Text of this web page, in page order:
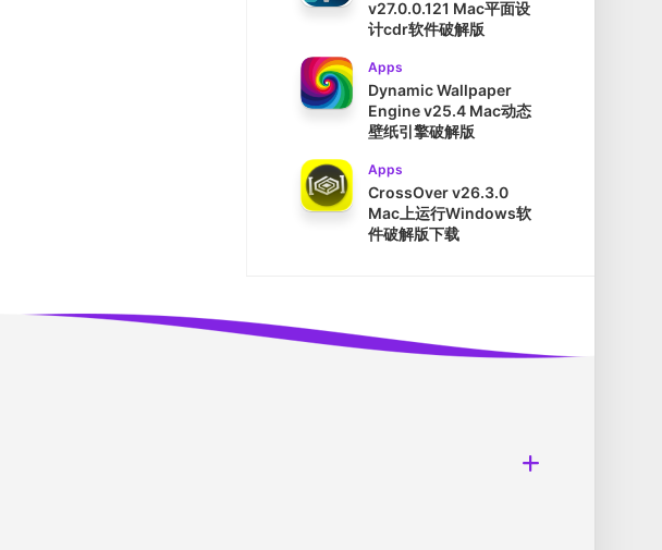
v27.0.0.121 Mac平面设
计cdr软件破解版
Apps
Dynamic Wallpaper
Engine v25.4 Mac动态
壁纸引擎破解版
Apps
CrossOver v26.3.0
Mac上运行Windows软
件破解版下载